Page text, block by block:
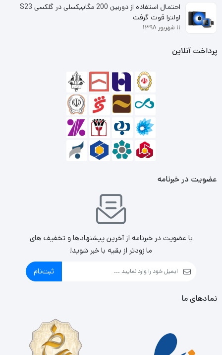
احتمال استفاده از دوربین 200 مگاپیکسلی در گلکسی S23
اولترا قوت گرفت
۱۱ شهریور ۱۳۹۸
پرداخت آنلاین
عضویت در خبرنامه
با عضویت در خبرنامه از آخرین پیشنهادها و تخفیف های
ما زودتر از بقیه با خبر شوید!
ثبت‌نام
نمادهای ما